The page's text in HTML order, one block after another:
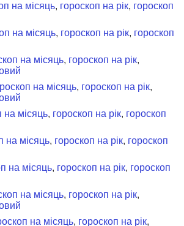
на місяць, гороскоп на рік, гороскоп
на місяць, гороскоп на рік, гороскоп
на місяць, гороскоп на рік,
на місяць, гороскоп на рік,
на місяць, гороскоп на рік, гороскоп
на місяць, гороскоп на рік, гороскоп
на місяць, гороскоп на рік, гороскоп
на місяць, гороскоп на рік,
на місяць, гороскоп на рік,